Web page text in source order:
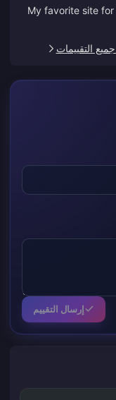
My favorite site
إرسال التقييم